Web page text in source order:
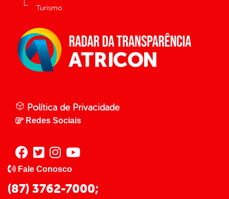
Turismo
Política de Privacidade
Redes Sociais
Fale Conosco
(87) 3762-7000;